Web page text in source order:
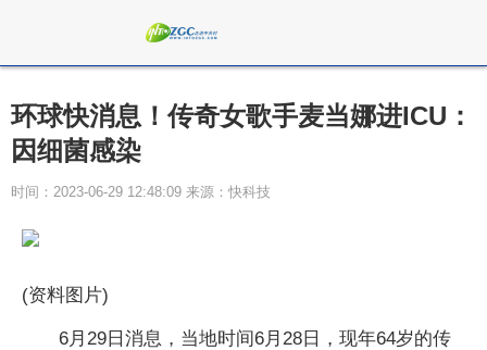
环球快消息！传奇女歌手麦当娜进ICU：
因细菌感染
时间：2023-06-29 12:48:09 来源：快科技
(资料图片)
6月29日消息，当地时间6月28日，现年64岁的传